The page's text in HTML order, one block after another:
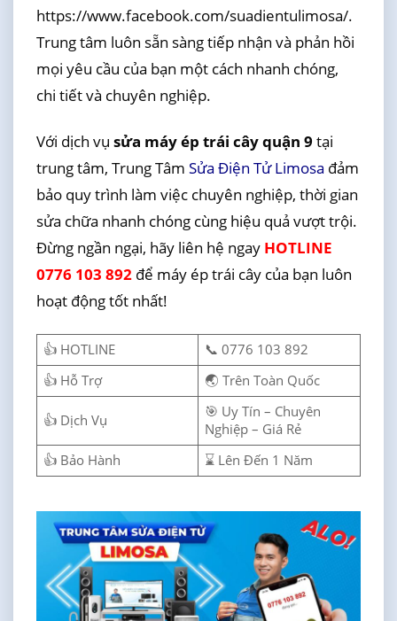
https://www.facebook.com/suadientulimosa/.
Trung tâm luôn sẵn sàng tiếp nhận và phản hồi
mọi yêu cầu của bạn một cách nhanh chóng,
chi tiết và chuyên nghiệp.
Với dịch vụ sửa máy ép trái cây quận 9 tại
trung tâm, Trung Tâm Sửa Điện Tử Limosa đảm
bảo quy trình làm việc chuyên nghiệp, thời gian
sửa chữa nhanh chóng cùng hiệu quả vượt trội.
Đừng ngần ngại, hãy liên hệ ngay HOTLINE
0776 103 892để máy ép trái cây của bạn luôn
hoạt động tốt nhất!
👍 HOTLINE
📞 0776 103 892
👍 Hỗ Trợ
🌏 Trên Toàn Quốc
👍 Dịch Vụ
🎯 Uy Tín – Chuyên
Nghiệp – Giá Rẻ
👍 Bảo Hành
⌛ Lên Đến 1 Năm